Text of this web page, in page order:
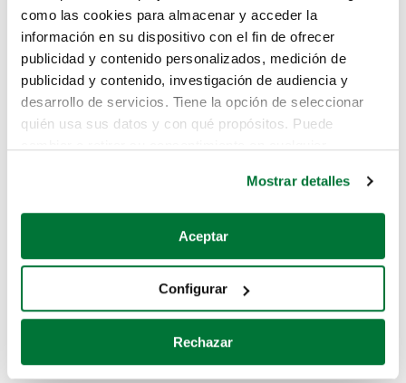
como las cookies para almacenar y acceder la
información en su dispositivo con el fin de ofrecer
publicidad y contenido personalizados, medición de
publicidad y contenido, investigación de audiencia y
desarrollo de servicios. Tiene la opción de seleccionar
quién usa sus datos y con qué propósitos. Puede
Si lo permite, también quisiéramos:
Recopilar información sobre su ubicación geográfica
Identificar su dispositivo analizándolo activamente
para buscar características específicas (huellas
Obtenga más información sobre cómo se procesan sus
Mostrar detalles
Aceptar
Configurar
Rechazar
Lo sentimos, no sabemos como
te hemos traido hasta aquí.
Pero puedes encontrar el coche que estás
buscando en alguno de estos enlaces:
Coches de segunda mano
Coches de km0